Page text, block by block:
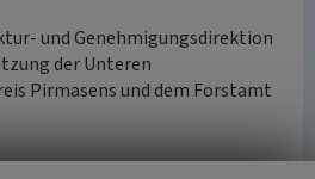
und Genehmigungsdirektion
der Unteren
Pirmasens und dem Forstamt